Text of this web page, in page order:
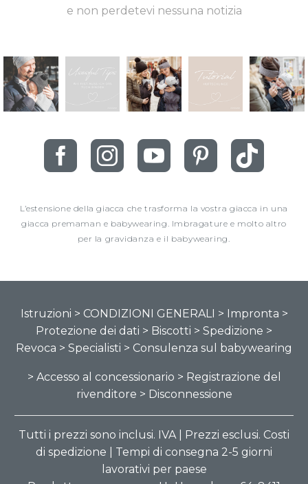
e non perdetevi nessuna notizia
L’estensione della giacca che trasforma la vostra giacca in una
giacca premaman e babywearing. Imbragature e molto altro
per la gravidanza e il babywearing.
Istruzioni > CONDIZIONI GENERALI > Impronta >
Protezione dei dati > Biscotti > Spedizione >
Revoca > Specialisti > Consulenza sul babywearing
> Accesso al concessionario > Registrazione del
rivenditore > Disconnessione
Tutti i prezzi sono inclusi. IVA | Prezzi esclusi. Costi
di spedizione | Tempi di consegna 2-5 giorni
lavorativi per paese